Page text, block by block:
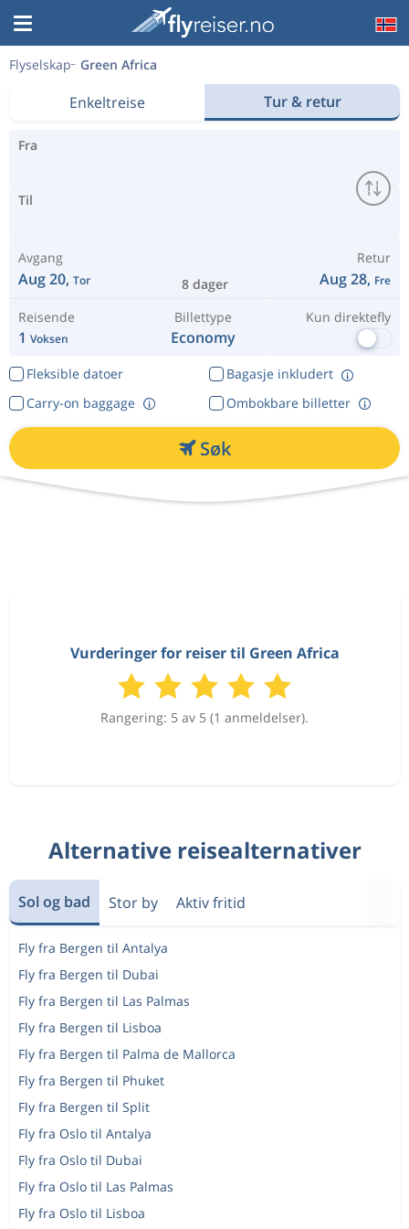
Flyselskap Green Africa
Enkeltreise Tur & retur
Fra
Til
Avgang
Aug 20, Tor 8 dager
Retur
Aug 28, Fre
Reisende
1 Voksen
Billettype
Economy
Kun direktefly
Fleksible datoer
Bagasje inkludert
Ombokbare billetter
Carry-on baggage
Søk
Vurderinger for reiser til Green Africa
Rangering: 5 av 5 (1 anmeldelser).
Alternative reisealternativer
Sol og bad Stor by Aktiv fritid
Fly fra Bergen til Antalya
Fly fra Bergen til Dubai
Fly fra Bergen til Las Palmas
Fly fra Bergen til Lisboa
Fly fra Bergen til Palma de Mallorca
Fly fra Bergen til Phuket
Fly fra Bergen til Split
Fly fra Oslo til Antalya
Fly fra Oslo til Dubai
Fly fra Oslo til Las Palmas
Fly fra Oslo til Lisboa